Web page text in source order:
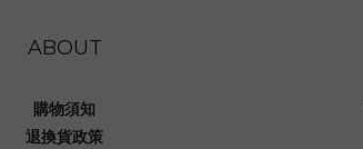
ABOUT
購物須知
退換貨政策